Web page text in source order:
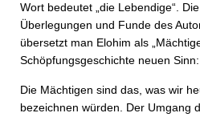
Wort bedeutet „die Lebendige“.
Überlegungen und Funde des
übersetzt man Elohim als
Schöpfungsgeschichte neuen Sinn:
Die Mächtigen sind das, was wir
bezeichnen würden. Der Umgang